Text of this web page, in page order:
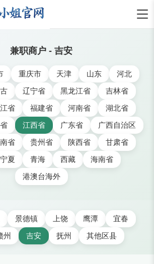
兼职商户 - 吉安
重庆市 天津 山东
河北
辽宁省 黑龙江省
吉林省
省 福建省 河南省
湖北省
江西省 广东省
广西自治区
省 贵州省 陕西省
甘肃省
宁夏 青海 西藏
海南省
港澳台海外
景德镇 上饶 鹰潭
宜春
州 吉安 抚州 其他区县